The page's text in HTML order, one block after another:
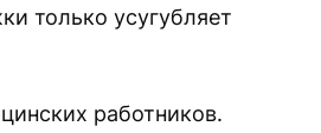
только усугубляет
работников.